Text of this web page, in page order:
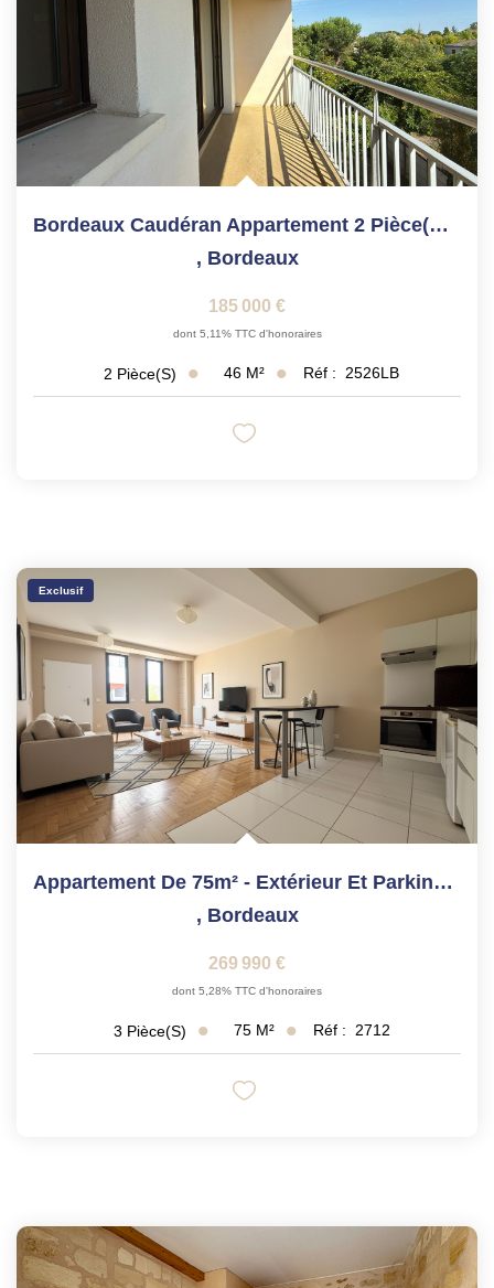
Bordeaux Caudéran Appartement 2 Pièce(s) 46.47 M2
, Bordeaux
185 000 €
dont 5,11% TTC d'honoraires
2 Pièce(s) 46 M² Réf : 2526LB
Exclusif
Appartement De 75m² - Extérieur Et Parking - Jardin...
, Bordeaux
269 990 €
dont 5,28% TTC d'honoraires
3 Pièce(s) 75 M² Réf : 2712